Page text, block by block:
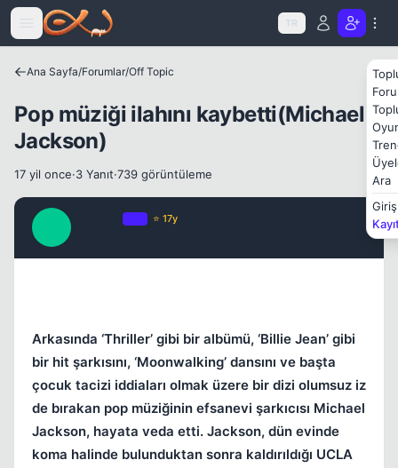
Icerige atla
TR
Ara
Giriş
Ana Sayfa/Forumlar/Off Topic
Pop müziği ilahını kaybetti(Michael
Jackson)
17 yil once·3 Yanıt·739 görüntüleme
⭐ 17y
Arkasında ‘Thriller’ gibi bir albümü, ‘Billie Jean’ gibi
bir hit şarkısını, ‘Moonwalking’ dansını ve başta
çocuk tacizi iddiaları olmak üzere bir dizi olumsuz iz
de bırakan pop müziğinin efsanevi şarkıcısı Michael
Jackson, hayata veda etti. Jackson, dün evinde
koma halinde bulunduktan sonra kaldırıldığı UCLA